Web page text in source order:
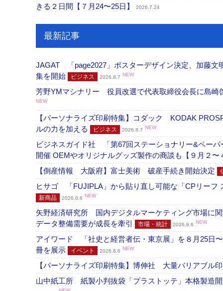
きる２日間【７月24〜25日】
2026.7.24
最新記事
JAGAT 「page2027」ポスターデザイン決定、加藤
集を開始
ビジネス 2026.8.7 NEW
芳野YMマシナリー 役員改選で代表取締役会長に島崎
NEW
【パーソナライズ印刷特集】コダック KODAK
ルの力を加える
ビジネス 2026.8.7 NEW
ビジネスガイド社 「第67回ステーショナリー&ペー
開催 OEMやオリジナルグッズ製作の商談も【９月２〜
【倒産情報 大阪府】富士美術 破産手続き開始決定
ヒサゴ 「FUJIPLA」から貼り直し可能な「CPリー
新商品 2026.8.6 NEW
矢野経済研究所 国内デジタルマーケティング市場に
データ整備需要が成長を牽引
市場・統計 2026.8.6 NEW
アイワード 「社史と経営者伝・東京展」を８月25日
冊を展示
イベント 2026.8.6 NEW
【パーソナライズ印刷特集】博伸社 大量バリアブル
山中紙工所 紙製小判抜袋「プラストッテ」本格製造